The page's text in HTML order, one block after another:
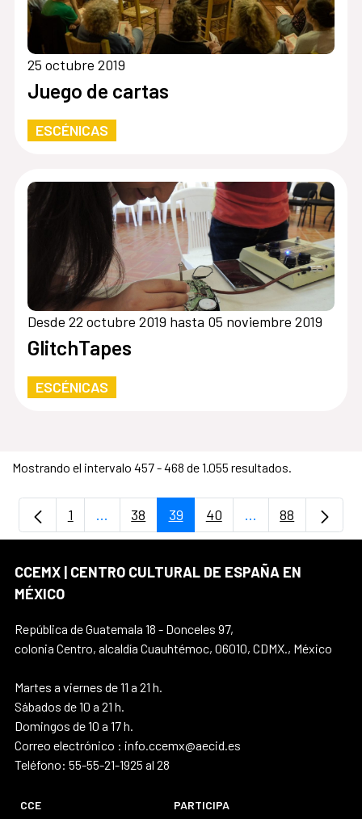
25 octubre 2019
Juego de cartas
ESCÉNICAS
Desde 22 octubre 2019 hasta 05 noviembre 2019
GlitchTapes
ESCÉNICAS
Mostrando el intervalo 457 - 468 de 1.055 resultados.
Página
1 ...Páginas intermedias Use TAB para
Página
38 Página
39 Página
40 ...PáginasPágina
88
CCEMX | CENTRO CULTURAL DE ESPAÑA EN
MÉXICO
República de Guatemala 18 - Donceles 97,
colonia Centro, alcaldía Cuauhtémoc, 06010, CDMX., México
Martes a viernes de 11 a 21 h.
Sábados de 10 a 21 h.
Domingos de 10 a 17 h.
Correo electrónico : info.ccemx@aecid.es
Teléfono: 55-55-21-1925 al 28
CCE
PARTICIPA